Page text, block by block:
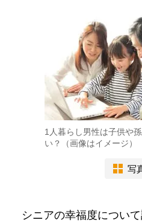
1人暮らし男性は子供や
い？（画像はイメージ）
写
シニアの幸福度につい